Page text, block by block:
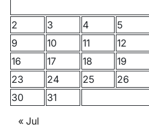
2
3 4 5
9
10 11 12
16
17 18 19
23
24 25 26
30
31
« Jul